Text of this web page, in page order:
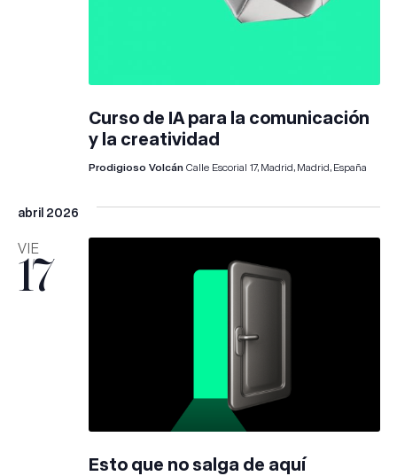
Curso de IA para la comunicación
y la creatividad
Prodigioso Volcán Calle Escorial 17, Madrid, Madrid, España
abril 2026
VIE
17
Esto que no salga de aquí